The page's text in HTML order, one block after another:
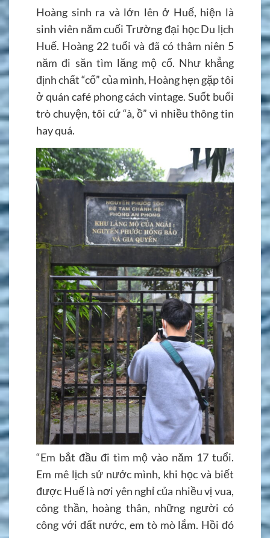
Hoàng sinh ra và lớn lên ở Huế, hiện là
sinh viên năm cuối Trường đại học Du lịch
Huế. Hoàng 22 tuổi và đã có thâm niên 5
năm đi săn tìm lăng mộ cổ. Như khẳng
định chất “cổ” của mình, Hoàng hẹn gặp tôi
ở quán café phong cách vintage. Suốt buổi
trò chuyện, tôi cứ “à, ồ” vì nhiều thông tin
hay quá.
“Em bắt đầu đi tìm mộ vào năm 17 tuổi.
Em mê lịch sử nước mình, khi học và biết
được Huế là nơi yên nghỉ của nhiều vị vua,
công thần, hoàng thân, những người có
công với đất nước, em tò mò lắm. Hồi đó